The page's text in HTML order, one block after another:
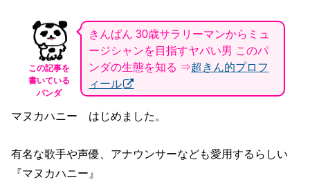
この記事を
書いている
パンダ
きんぱん 30歳サラリーマンからミュ
ージシャンを目指すヤバい男 このパ
ンダの生態を知る ⇒超きん的プロフ
ィール
マヌカハニー はじめました。
有名な歌手や声優、アナウンサーなども愛用するらしい
『マヌカハニー』